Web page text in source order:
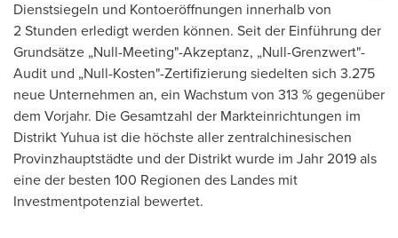
Dienstsiegeln und Kontoeröffnungen innerhalb von
2 Stunden erledigt werden können. Seit der Einführung der
Grundsätze „Null-Meeting"-Akzeptanz, „Null-Grenzwert"-
Audit und „Null-Kosten"-Zertifizierung siedelten sich 3.275
neue Unternehmen an, ein Wachstum von 313 % gegenüber
dem Vorjahr. Die Gesamtzahl der Markteinrichtungen im
Distrikt Yuhua ist die höchste aller zentralchinesischen
Provinzhauptstädte und der Distrikt wurde im Jahr 2019 als
eine der besten 100 Regionen des Landes mit
Investmentpotenzial bewertet.